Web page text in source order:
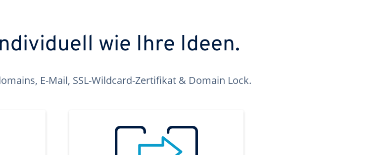
wie Ihre Ideen.
E-Mail, SSL-Wildcard-Zertifikat & Domain Lock.